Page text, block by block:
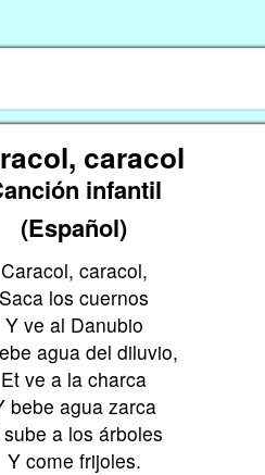
caracol
infantil
(Español)
Caracol, caracol,
Saca los cuernos
Y ve al Danubio
agua del diluvio,
Et ve a la charca
bebe agua zarca
a los árboles
Y come frijoles.